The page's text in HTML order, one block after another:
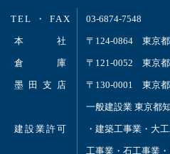
TEL ・ FAX
本 社
倉 庫
墨 田 支 店
建設業許可
03-6874-7548
〒124-0864 東京都
〒121-0052 東京都
〒130-0001 東京都
一般建設業 東京都
・建築工事業・大
工事業・石工事業